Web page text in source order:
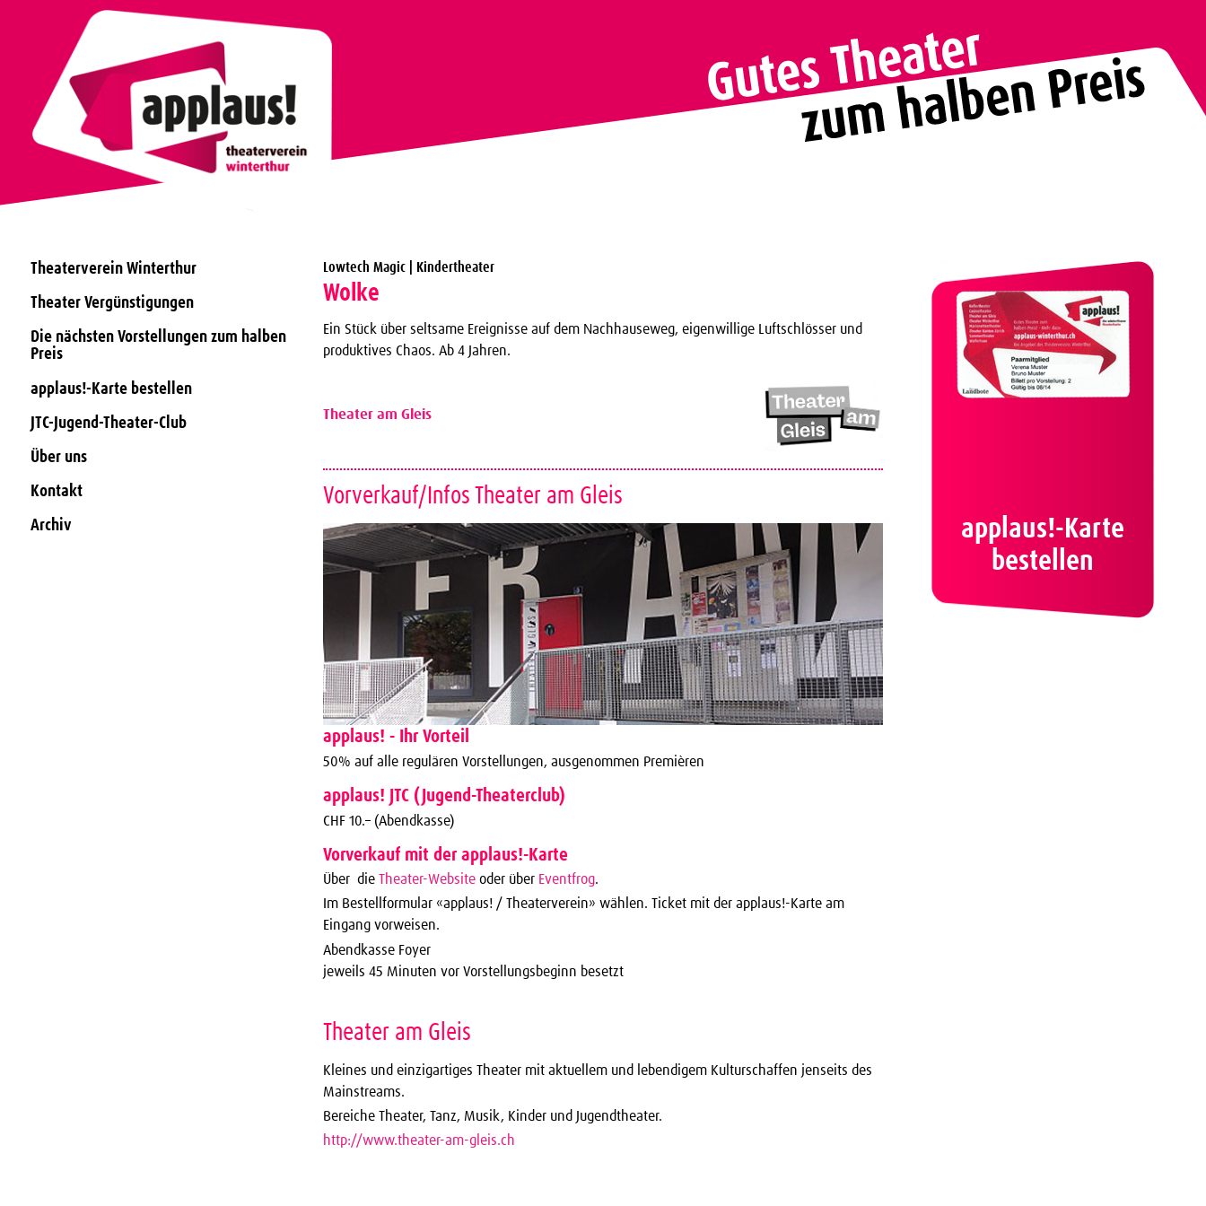
Theaterverein Winterthur
Theater Vergünstigungen
Die nächsten Vorstellungen zum halben
Preis
applaus!-Karte bestellen
JTC-Jugend-Theater-Club
Über uns
Kontakt
Archiv
Lowtech Magic | Kindertheater
Wolke
Ein Stück über seltsame Ereignisse auf dem Nachhauseweg, eigenwillige Luftschlösser und
produktives Chaos. Ab 4 Jahren.
Theater am Gleis
Vorverkauf/Infos Theater am Gleis
applaus! - Ihr Vorteil
50% auf alle regulären Vorstellungen, ausgenommen Premièren
applaus! JTC (Jugend-Theaterclub)
CHF 10.– (Abendkasse)
Vorverkauf mit der applaus!-Karte
Über die Theater-Website oder über Eventfrog.
Im Bestellformular «applaus! / Theaterverein» wählen. Ticket mit der applaus!-Karte am
Eingang vorweisen.
Abendkasse Foyer
jeweils 45 Minuten vor Vorstellungsbeginn besetzt
Theater am Gleis
Kleines und einzigartiges Theater mit aktuellem und lebendigem Kulturschaffen jenseits des
Mainstreams.
Bereiche Theater, Tanz, Musik, Kinder und Jugendtheater.
http://www.theater-am-gleis.ch
applaus!-Karte
bestellen